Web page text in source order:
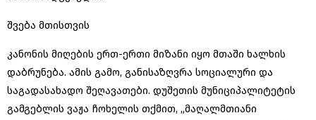
შვება მთისთვის
კანონის მიღების ერთ-ერთი მიზანი იყო მთაში ხალხის
დაბრუნება. ამის გამო, განისაზღვრა სოციალური და
საგადასახადო შეღავათები. დუშეთის მუნიციპალიტეტის
გამგებლის ვაჟა ჩოხელის თქმით, „მაღალმთიანი